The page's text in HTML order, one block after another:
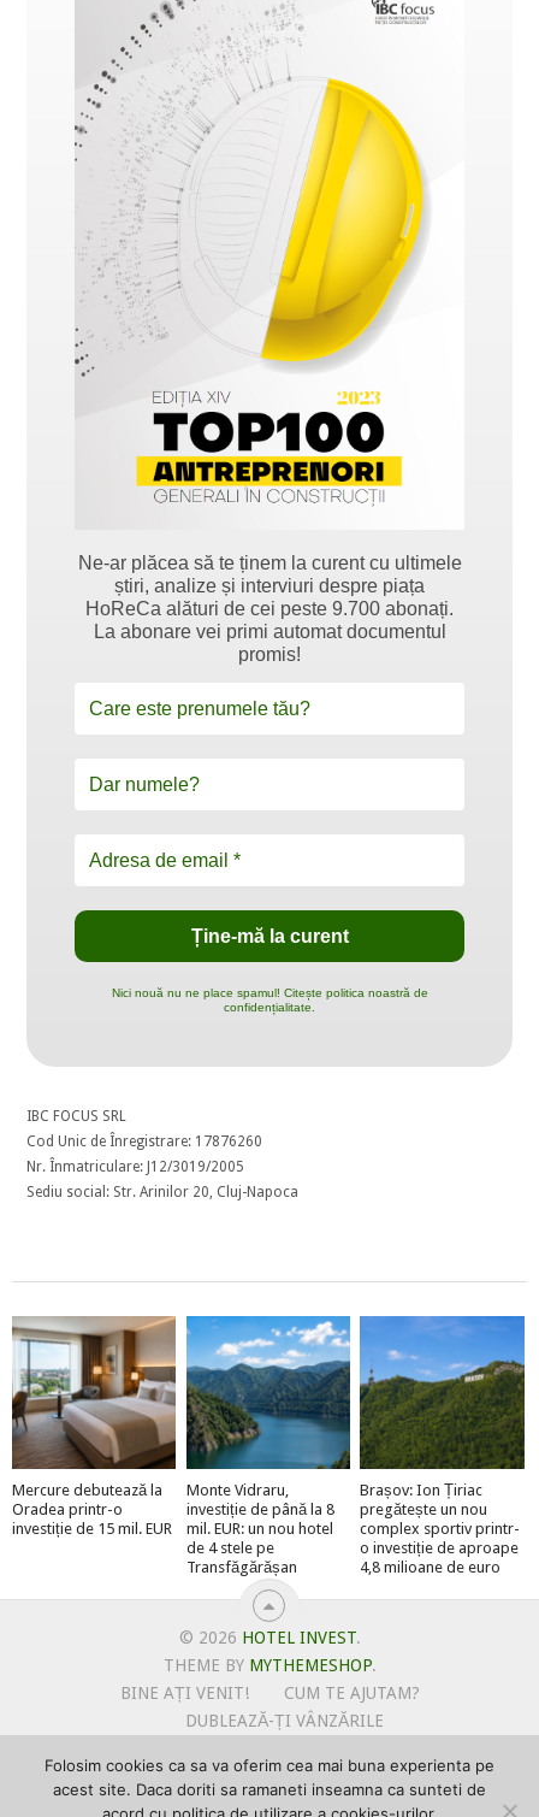
Ne-ar plăcea să te ținem la curent cu ultimele
știri, analize și interviuri despre piața
HoReCa alături de cei peste 9.700 abonați.
La abonare vei primi automat documentul
promis!
Nici nouă nu ne place spamul! Citește politica noastră de
confidențialitate.
IBC FOCUS SRL
Cod Unic de Înregistrare: 17876260
Nr. Înmatriculare: J12/3019/2005
Sediu social: Str. Arinilor 20, Cluj-Napoca
Mercure debutează la
Oradea printr-o
investiție de 15 mil. EUR
Monte Vidraru,
investiție de până la 8
mil. EUR: un nou hotel
de 4 stele pe
Transfăgărășan
Brașov: Ion Țiriac
pregătește un nou
complex sportiv printr-
o investiție de aproape
4,8 milioane de euro
© 2026 HOTEL INVEST.
THEME BY MYTHEMESHOP.
BINE AȚI VENIT!
CUM TE AJUTAM?
DUBLEAZĂ-ȚI VÂNZĂRILE
POLITICA DE UTILIZARE COOKIE-URI
PRIMEȘTI GRATUIT MEGA-CADOURI LA ABONARE
Folosim cookies ca sa va oferim cea mai buna experienta pe
acest site. Daca doriti sa ramaneti inseamna ca sunteti de